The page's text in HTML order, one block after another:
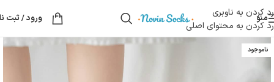
رد کردن به ناوبری
رد کردن به محتوای اصلی
منو ورود / ثبت
ناموجود